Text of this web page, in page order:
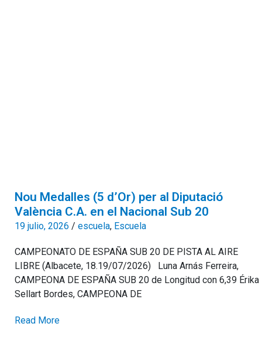
Nou Medalles (5 d’Or) per al Diputació
València C.A. en el Nacional Sub 20
19 julio, 2026 / escuela, Escuela
CAMPEONATO DE ESPAÑA SUB 20 DE PISTA AL AIRE
LIBRE (Albacete, 18.19/07/2026) Luna Arnás Ferreira,
CAMPEONA DE ESPAÑA SUB 20 de Longitud con 6,39 Érika
Sellart Bordes, CAMPEONA DE
Read More